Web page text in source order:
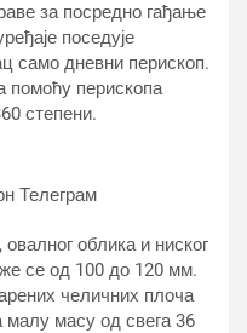
за посредно гађање
поседује
само дневни перископ.
помоћу перископа
степени.
Телеграм
облика и ниског
се од 100 до 120 мм.
челичних плоча
масу од свега 36